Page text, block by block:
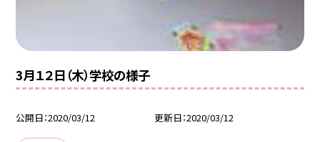
3月１２日（木）学校の様子
公開日 2020/03/12 更新日 2020/03/12